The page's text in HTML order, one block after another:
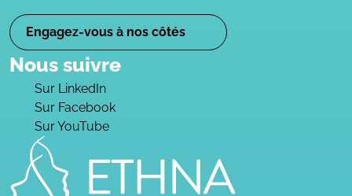
Engagez-vous à nos côtés
Nous suivre
Sur LinkedIn
Sur Facebook
Sur YouTube